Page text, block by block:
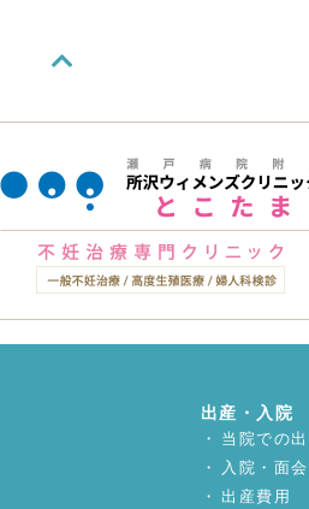
出産・入院
当院での
入院・面
出産費用